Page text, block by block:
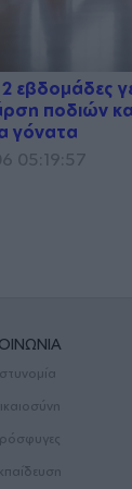
2 εβδομάδες
ποδιών
γόνατα
05:19:57